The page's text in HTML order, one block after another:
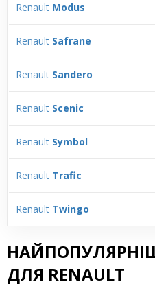
Renault Modus
Renault Safrane
Renault Sandero
Renault Scenic
Renault Symbol
Renault Trafic
Renault Twingo
ДЛЯ RENAULT